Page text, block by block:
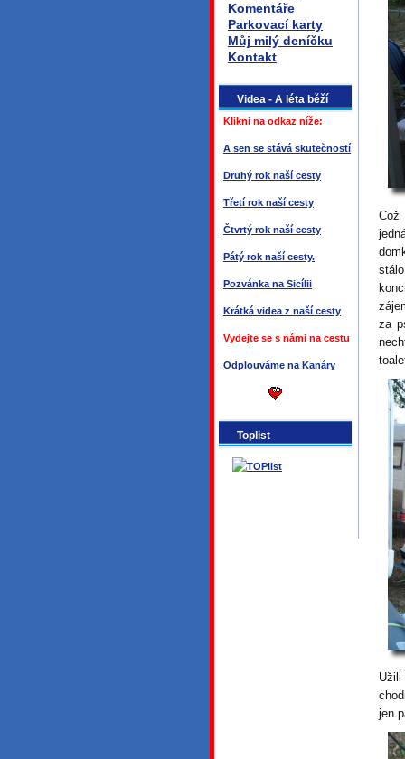
Komentáře
Parkovací karty
Můj milý deníčku
Kontakt
Videa - A léta běží
Klikni na odkaz níže:
A sen se stává skutečností
Druhý rok naší cesty
Třetí rok naší cesty
Čtvrtý rok naší cesty
Pátý rok naší cesty.
Pozvánka na Sicílii
Krátká videa z naší cesty
Vydejte se s námi na cestu
Odplouváme na Kanáry
Toplist
Což
za
jen